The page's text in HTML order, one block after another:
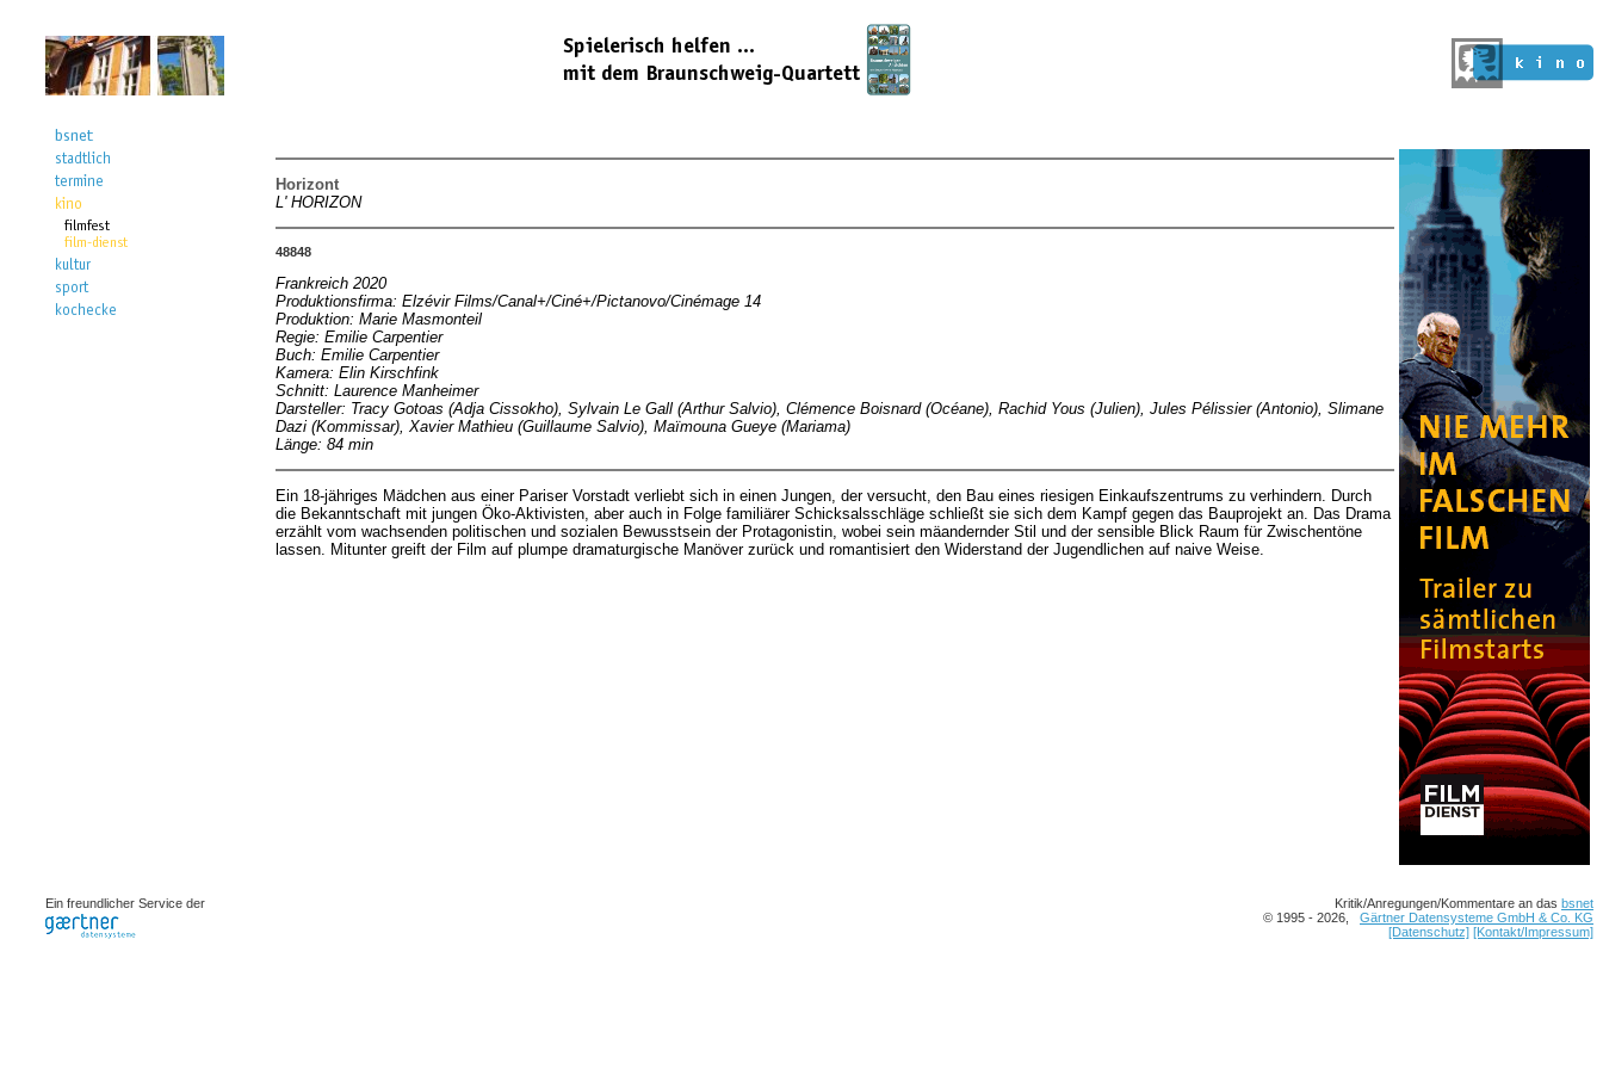
Horizont
L' HORIZON
48848
Frankreich 2020
Produktionsfirma: Elzévir Films/Canal+/Ciné+/Pictanovo/Cinémage 14
Produktion: Marie Masmonteil
Regie: Emilie Carpentier
Buch: Emilie Carpentier
Kamera: Elin Kirschfink
Schnitt: Laurence Manheimer
Darsteller: Tracy Gotoas (Adja Cissokho), Sylvain Le Gall (Arthur Salvio), Clémence Boisnard (Océane), Rachid Yous (Julien), Jules Pélissier (Antonio), Slimane
Dazi (Kommissar), Xavier Mathieu (Guillaume Salvio), Maïmouna Gueye (Mariama)
Länge: 84 min
Ein 18-jähriges Mädchen aus einer Pariser Vorstadt verliebt sich in einen Jungen, der versucht, den Bau eines riesigen Einkaufszentrums zu verhindern. Durch
die Bekanntschaft mit jungen Öko-Aktivisten, aber auch in Folge familiärer Schicksalsschläge schließt sie sich dem Kampf gegen das Bauprojekt an. Das Drama
erzählt vom wachsenden politischen und sozialen Bewusstsein der Protagonistin, wobei sein mäandernder Stil und der sensible Blick Raum für Zwischentöne
lassen. Mitunter greift der Film auf plumpe dramaturgische Manöver zurück und romantisiert den Widerstand der Jugendlichen auf naive Weise.
Ein freundlicher Service der Kritik/Anregungen/Kommentare an das bsnet
© 1995 - 2026, Gärtner Datensysteme GmbH & Co. KG
[Datenschutz] [Kontakt/Impressum]